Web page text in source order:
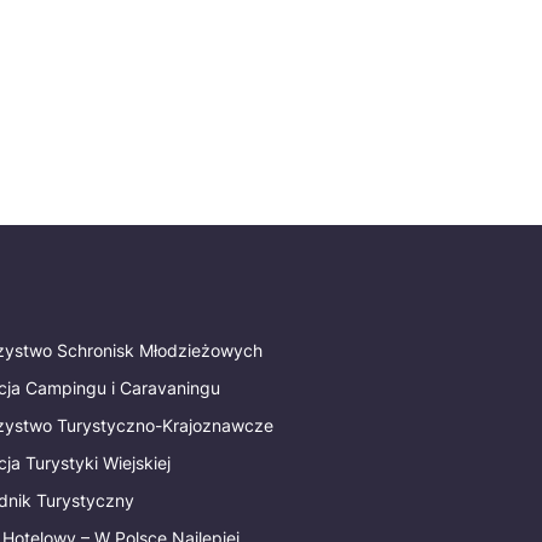
Schronisk Młodzieżowych
Campingu i Caravaningu
Turystyczno-Krajoznawcze
Turystyki Wiejskiej
Turystyczny
– W Polsce Najlepiej